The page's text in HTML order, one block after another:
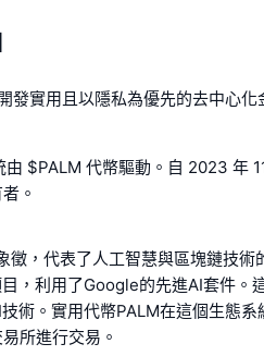
發實用且以隱私為優先的去中心
由 $PALM 代幣驅動。自 2023 年
。
徵，代表了人工智慧與區塊鏈技
，利用了Google的先進AI套件。
術。實用代幣PALM在這個生態
所進行交易。